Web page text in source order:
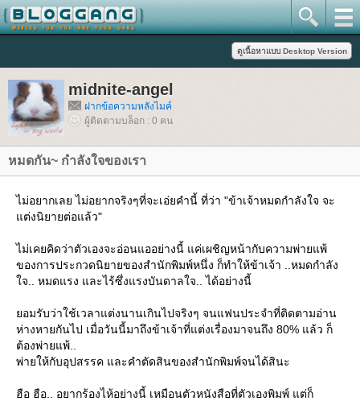
midnite-angel
ฝากข้อความหลังไมค์
ผู้ติดตามบล็อก : 0 คน
หมดกัน~ กำลังใจของเรา
ไม่อยากเลย ไม่อยากจริงๆที่จะเอ่ยคำนี้ ที่ว่า "ข้าเจ้าหมดกำลังใจ จะ
ต่งนิยายต่อแล้ว"
ไม่เคยคิดว่าตัวเองจะอ่อนแออย่างนี้ แค่เผชิญหน้ากับความพ่ายแพ้
ของการประกวดนิยายของสำนักพิมพ์หนึ่ง ก็ทำให้ข้าเจ้า ..หมดกำลัง
จ.. หมดแรง และไร้ซึ่งแรงบันดาลใจ.. ได้อย่างนี้
อมรับว่าใช้เวลาแต่งนานเกินไปจริงๆ จนแฟนประจำที่ติดตามอ่าน
ห่างหายกันไป เมื่อวันนี้มาถึงข้าเจ้าที่แต่งเรื่องมาจนถึง 80% แล้ว ก็
ต้องพ่ายแพ้..
พ่ายให้กับอุปสรรค และคำตัดสินของสำนักพิมพ์จนได้สินะ
ฮือ ฮือ.. อยากร้องไห้อย่างนี้ เหมือนตัวหนังสือที่ตัวเองพิมพ์ แต่ก็